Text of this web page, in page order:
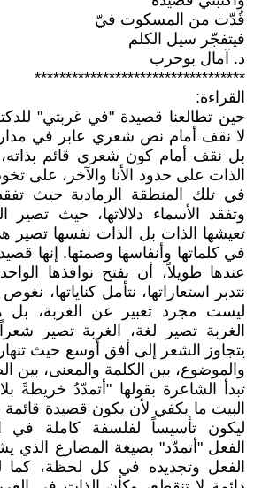
قُدّت من المسكوت فيّ
فيتفجّر سيل الكلم
د. آمال بوحرب
**********************************
القراءة:
حين تطالعنا قصيدة "في غربتي"
لا نقف أمام نص شعري عابر في
بل نقف أمام كون شعري قائم
الذات على حدود الأنا والآخر، على
في تلك المنطقة الرمادية حيث تفقد
وتفقد الأسماء دلالاتها، حيث تصير
تعيشها الذات بل الذات نفسها تصير
في كلماتها وأنفاسها وصمتها. إنها
عندها طويلاً، أن نفتح نوافذها
نتدبر استعاراتها، نتأمل كناياتها،
ليست مجرد تعبير عن الغربة، بل
الغربة تصير لغة، الغربة تصير
يتجاوز الشعر إلى أفق أوسع حيث
والموضوع، بين الكلمة والمعنى، بين
تبدأ الشاعرة بقولها "أتمدّدُ خريطةً
البيت ما يكفي لأن يكون قصيدة قائمة
ليكون تأسيساً لفلسفة كاملة في
الفعل "أتمدّد" بصيغة المضارع الذي
الفعل وتجديده في كل لحظة، كما